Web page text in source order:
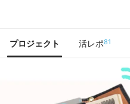
プロジェクト 活レポ81